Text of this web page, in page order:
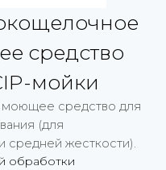
средство
мойки
средство для
(для
средней жесткости).
обработки